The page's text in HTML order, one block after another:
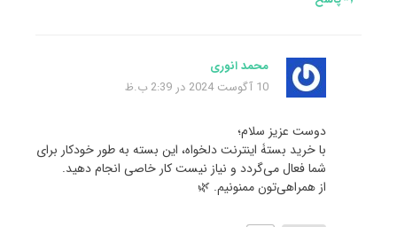
محمد انوری
10 آگوست 2024 در 2:39 ب.ظ
دوست عزیز سلام؛
با خرید بستۀ اینترنت دلخواه، این بسته به طور خودکار برای
شما فعال می‌گردد و نیاز نیست کار خاصی انجام دهید.
از همراهی‌تون ممنونیم. 🌿